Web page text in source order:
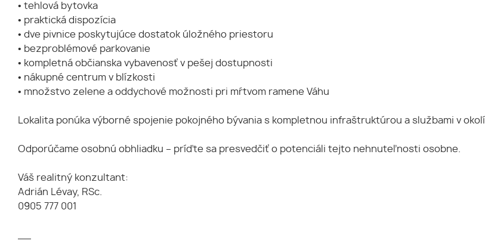
• tehlová bytovka
• praktická dispozícia
• dve pivnice poskytujúce dostatok úložného priestoru
• bezproblémové parkovanie
• kompletná občianska vybavenosť v pešej dostupnosti
• nákupné centrum v blízkosti
• množstvo zelene a oddychové možnosti pri mŕtvom ramene Váhu
Lokalita ponúka výborné spojenie pokojného bývania s kompletnou infraštruktúrou a službami v okolí.
Odporúčame osobnú obhliadku – príďte sa presvedčiť o potenciáli tejto nehnuteľnosti osobne.
Váš realitný konzultant:
Adrián Lévay, RSc.
0905 777 001